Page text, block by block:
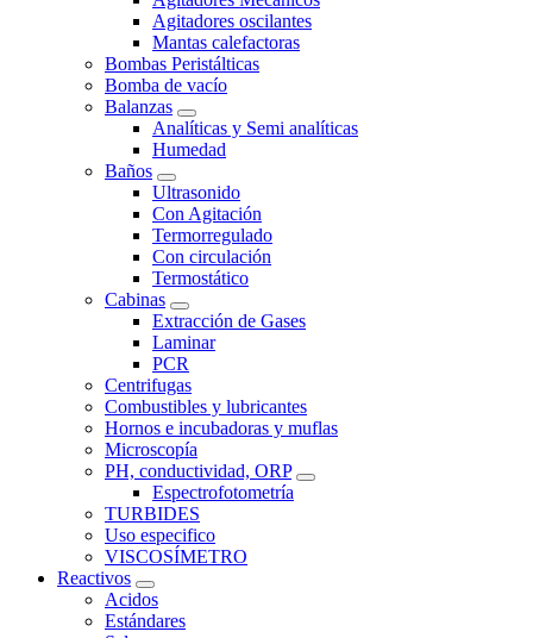
Agitadores oscilantes
Mantas calefactoras
Bombas Peristálticas
Bomba de vacío
Balanzas
Analíticas y Semi analíticas
Humedad
Baños
Ultrasonido
Con Agitación
Termorregulado
Con circulación
Termostático
Cabinas
Extracción de Gases
Laminar
PCR
Centrifugas
Combustibles y lubricantes
Hornos e incubadoras y muflas
Microscopía
PH, conductividad, ORP
Espectrofotometría
TURBIDES
Uso especifico
VISCOSÍMETRO
Reactivos
Acidos
Estándares